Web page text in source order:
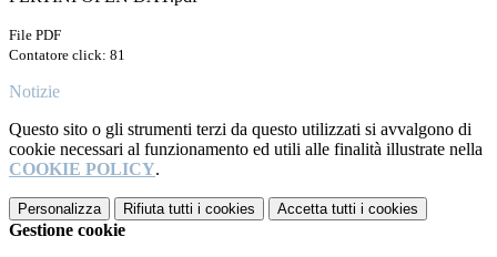
File PDF
Contatore click: 81
Notizie
Questo sito o gli strumenti terzi da questo utilizzati si avvalgono di
cookie necessari al funzionamento ed utili alle finalità illustrate nella
COOKIE POLICY.
Personalizza Rifiuta tutti i cookies Accetta tutti i cookies
Gestione cookie